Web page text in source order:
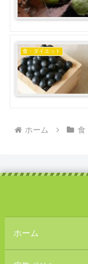
食・ダイエット
ホーム 食
ホーム